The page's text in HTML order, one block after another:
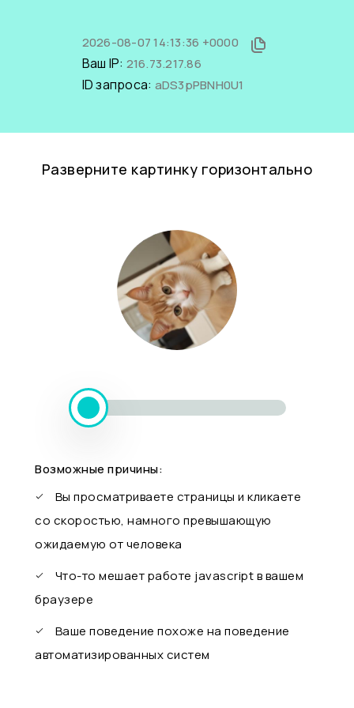
2026-08-07 14:13:36 +0000
Ваш IP: 216.73.217.86
ID запроса: aDS3pPBNH0U1
Разверните картинку горизонтально
Возможные причины:
Вы просматриваете страницы и кликаете
со скоростью, намного превышающую
ожидаемую от человека
Что-то мешает работе javascript в вашем
браузере
Ваше поведение похоже на поведение
автоматизированных систем